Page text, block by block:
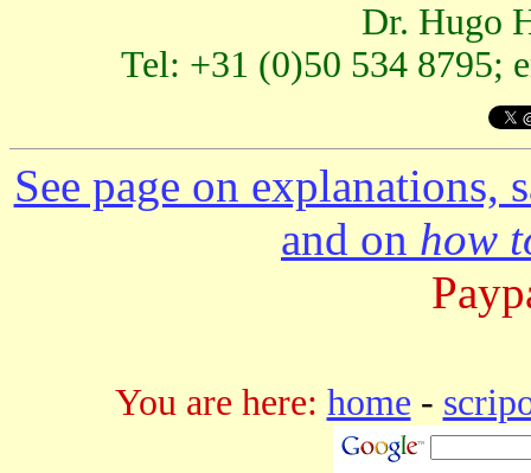
Dr. Hugo
Tel: +31 (0)50 534 8795;
See page on explanations,
and on how
You are here: home -